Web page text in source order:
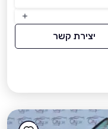
יצירת קשר